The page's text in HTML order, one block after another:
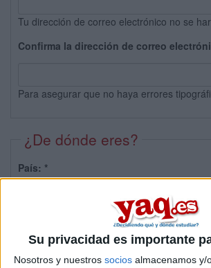
Su privacidad es importante
Nosotros y nuestros socios almacenamos y/
Tu dirección de correo electrónico no se
Confirma la dirección de correo
Para asegurar que no haya errores
¿De dónde eres?
País: *